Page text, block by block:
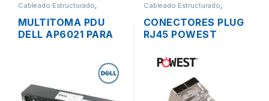
Cableado Estructurado
Multitomas - Organizadores
MULTITOMA PDU
DELL AP6021 PARA
Cableado Estructurado
CONECTORES PLUG
RJ45 POWEST
BLINDADOS CAT6A